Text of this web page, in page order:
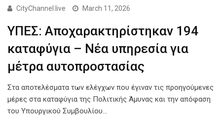
CityChannel.live March 11, 2026
ΥΠΕΣ: Αποχαρακτηρίστηκαν 194
καταφύγια – Νέα υπηρεσία για
μέτρα αυτοπροστασίας
Στα αποτελέσματα των ελέγχων που έγιναν τις προηγούμενες
μέρες στα καταφύγια της Πολιτικής Άμυνας και την απόφαση
του Υπουργικού Συμβουλίου…